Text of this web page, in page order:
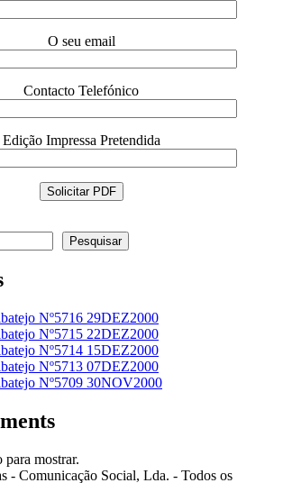
O seu email
Contacto Telefónico
Edição Impressa Pretendida
Pesquisar
Nº5716 29DEZ2000
Nº5715 22DEZ2000
Nº5714 15DEZ2000
Nº5713 07DEZ2000
Nº5709 30NOV2000
mostrar.
- Comunicação Social, Lda. - Todos os